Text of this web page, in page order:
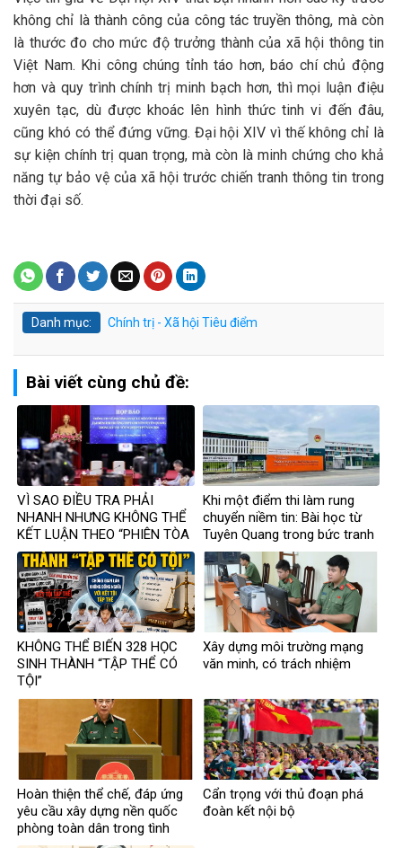
không chỉ là thành công của công tác truyền thông, mà còn
là thước đo cho mức độ trưởng thành của xã hội thông tin
Việt Nam. Khi công chúng tỉnh táo hơn, báo chí chủ động
hơn và quy trình chính trị minh bạch hơn, thì mọi luận điệu
xuyên tạc, dù được khoác lên hình thức tinh vi đến đâu,
cũng khó có thể đứng vững. Đại hội XIV vì thế không chỉ là
sự kiện chính trị quan trọng, mà còn là minh chứng cho khả
năng tự bảo vệ của xã hội trước chiến tranh thông tin trong
thời đại số.
Danh mục: Chính trị - Xã hội Tiêu điểm
Bài viết cùng chủ đề:
VÌ SAO ĐIỀU TRA PHẢI
NHANH NHƯNG KHÔNG THỂ
KẾT LUẬN THEO “PHIÊN TÒA
MẠNG”?
Khi một điểm thi làm rung
chuyển niềm tin: Bài học từ
Tuyên Quang trong bức tranh
toàn cầu về liêm chính học
thuật
KHÔNG THỂ BIẾN 328 HỌC
SINH THÀNH “TẬP THỂ CÓ
TỘI”
Xây dựng môi trường mạng
văn minh, có trách nhiệm
Hoàn thiện thể chế, đáp ứng
yêu cầu xây dựng nền quốc
phòng toàn dân trong tình
Cẩn trọng với thủ đoạn phá
đoàn kết nội bộ